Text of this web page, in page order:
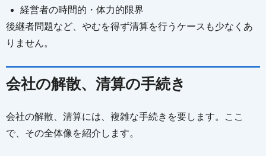
経営者の時間的・体力的限界
後継者問題など、やむを得ず清算を行うケースも少なくあ
りません。
会社の解散、清算の手続き
会社の解散、清算には、複雑な手続きを要します。ここ
で、その全体像を紹介します。